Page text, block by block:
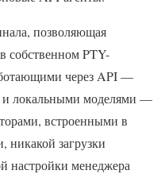
позволяющая
собственном PTY-
через API —
и локальными моделями —
встроенными в
никакой загрузки
настройки менеджера